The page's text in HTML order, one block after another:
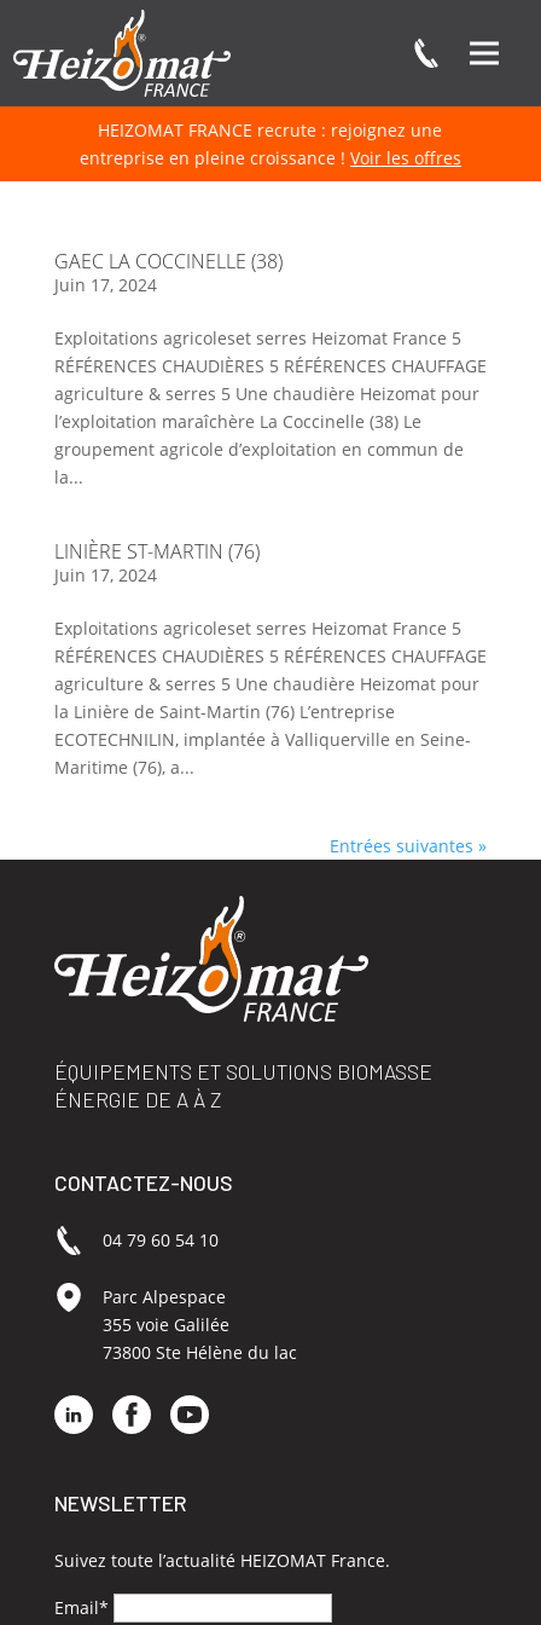
HEIZOMAT FRANCE recrute : rejoignez une
entreprise en pleine croissance ! Voir les offres
GAEC LA COCCINELLE (38)
Juin 17, 2024
Exploitations agricoleset serres Heizomat France 5
RÉFÉRENCES CHAUDIÈRES 5 RÉFÉRENCES CHAUFFAGE
agriculture & serres 5 Une chaudière Heizomat pour
l’exploitation maraîchère La Coccinelle (38) Le
groupement agricole d’exploitation en commun de
la...
LINIÈRE ST-MARTIN (76)
Juin 17, 2024
Exploitations agricoleset serres Heizomat France 5
RÉFÉRENCES CHAUDIÈRES 5 RÉFÉRENCES CHAUFFAGE
agriculture & serres 5 Une chaudière Heizomat pour
la Linière de Saint-Martin (76) L’entreprise
ECOTECHNILIN, implantée à Valliquerville en Seine-
Maritime (76), a...
Entrées suivantes »
ÉQUIPEMENTS ET SOLUTIONS BIOMASSE
ÉNERGIE DE A À Z
CONTACTEZ-NOUS
04 79 60 54 10
Parc Alpespace
355 voie Galilée
73800 Ste Hélène du lac
NEWSLETTER
Suivez toute l’actualité HEIZOMAT France.
Email*